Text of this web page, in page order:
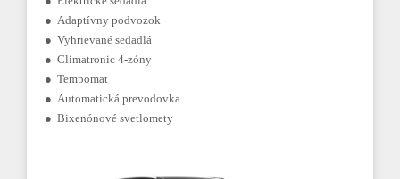
● Adaptívny podvozok
● Vyhrievané sedadlá
● Climatronic 4-zóny
● Tempomat
● Automatická prevodovka
● Bixenónové svetlomety